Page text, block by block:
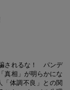
されるな！ パンデ
真相」が明らかにな
「体調不良」との関